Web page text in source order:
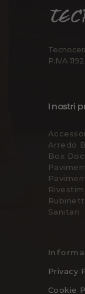
P.IVA
I nostri
Arredo
Box
Sanitari
Privacy
Cookie